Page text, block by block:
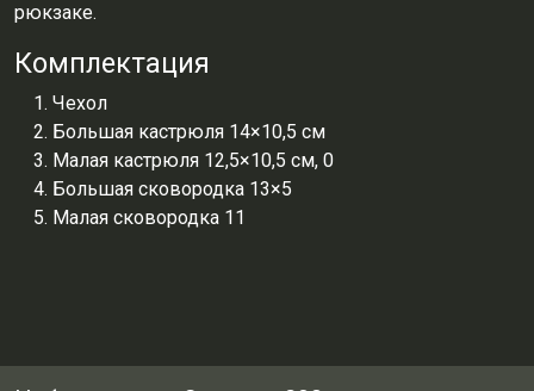
рюкзаке.
Комплектация
Чехол
Большая кастрюля 14×10,5 см
Малая кастрюля 12,5×10,5 см, 0
Большая сковородка 13×5
Малая сковородка 11